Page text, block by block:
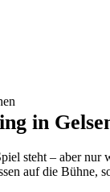
in
steht – aber
auf die Bühne,